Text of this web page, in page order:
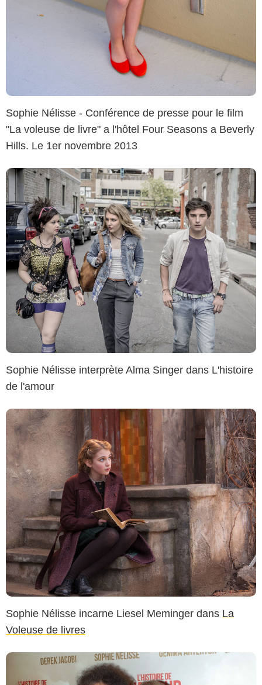
Sophie Nélisse - Conférence de presse pour le film
"La voleuse de livre" a l'hôtel Four Seasons a Beverly
Hills. Le 1er novembre 2013
Sophie Nélisse interprète Alma Singer dans L'histoire
de l'amour
Sophie Nélisse incarne Liesel Meminger dans La
Voleuse de livres